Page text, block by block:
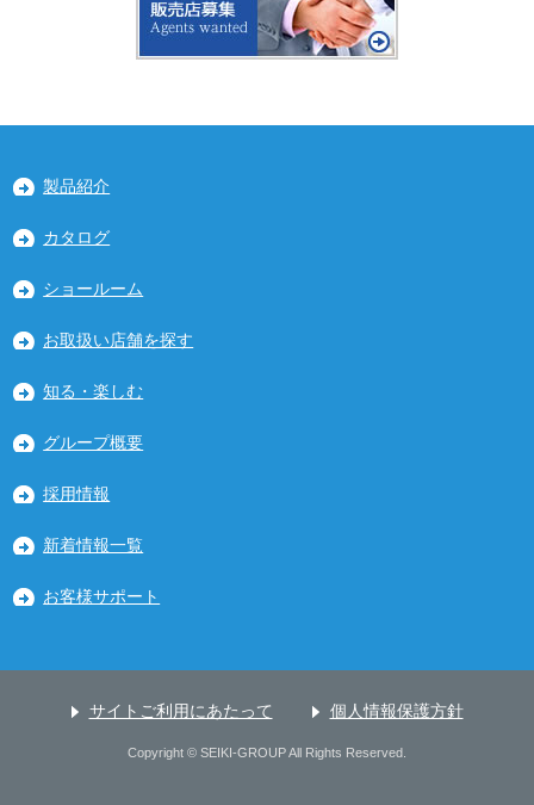
製品紹介
カタログ
ショールーム
お取扱い店舗を探す
知る・楽しむ
グループ概要
採用情報
新着情報一覧
お客様サポート
サイトご利用にあたって 個人情報保護方針
Copyright © SEIKI-GROUP All Rights Reserved.